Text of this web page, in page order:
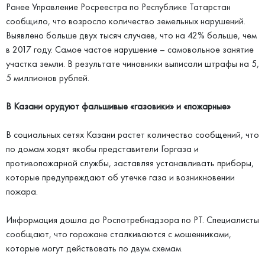
Ранее Управление Росреестра по Республике Татарстан
сообщило, что возросло количество земельных нарушений.
Выявлено больше двух тысяч случаев, что на 42% больше, чем
в 2017 году. Самое частое нарушение – самовольное занятие
участка земли. В результате чиновники выписали штрафы на 5,
5 миллионов рублей.
В Казани орудуют фальшивые «газовики» и «пожарные»
В социальных сетях Казани растет количество сообщений, что
по домам ходят якобы представители Горгаза и
противопожарной службы, заставляя устанавливать приборы,
которые предупреждают об утечке газа и возникновении
пожара.
Информация дошла до Роспотребнадзора по РТ. Специалисты
сообщают, что горожане сталкиваются с мошенниками,
которые могут действовать по двум схемам.